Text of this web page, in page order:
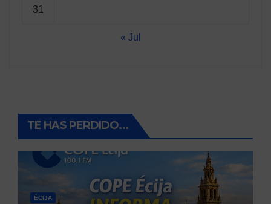
31
« Jul
TE HAS PERDIDO...
ÉCIJA